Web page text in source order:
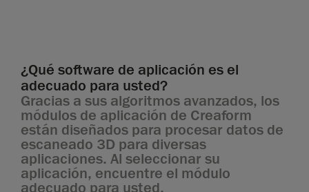
¿Qué software de aplicación es el
adecuado para usted?
Gracias a sus algoritmos avanzados, los
módulos de aplicación de Creaform
están diseñados para procesar datos de
escaneado 3D para diversas
aplicaciones. Al seleccionar su
aplicación, encuentre el módulo
adecuado para usted.